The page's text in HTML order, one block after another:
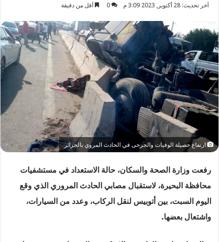
آخر تحديث: 28 أكتوبر, 2023 3:09 م
0 أقل من دقيقة
ارتفاع حصيلة الوفيات والجرحى في الحادث المروي بالجزائر
رفعت وزارة الصحة والسكان، حالة الاستعداد في مستشفيات
محافظة البحيرة، لاستقبال مصابي الحادث المروري الذي وقع
اليوم السبت، بين أتوبيس لنقل الركاب، وعدد من السيارات،
واشتعال بعضها.